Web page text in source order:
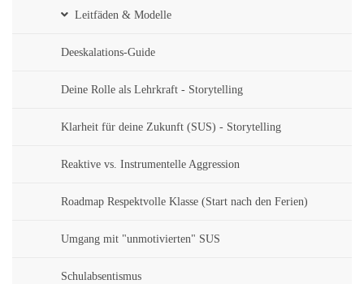
Leitfäden & Modelle
Deeskalations-Guide
Deine Rolle als Lehrkraft - Storytelling
Klarheit für deine Zukunft (SUS) - Storytelling
Reaktive vs. Instrumentelle Aggression
Roadmap Respektvolle Klasse (Start nach den Ferien)
Umgang mit "unmotivierten" SUS
Schulabsentismus